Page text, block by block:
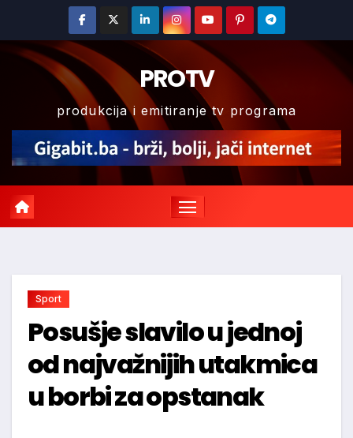
content
PROTV
produkcija i emitiranje tv programa
Sport
Posušje slavilo u jednoj
od najvažnijih utakmica
u borbi za opstanak